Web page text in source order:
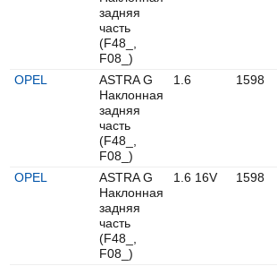
задняя
часть
(F48_,
F08_)
OPEL
ASTRA G
Наклонная
задняя
часть
(F48_,
F08_)
1.6 1598
OPEL
ASTRA G
Наклонная
задняя
часть
(F48_,
F08_)
1.6 16V 1598